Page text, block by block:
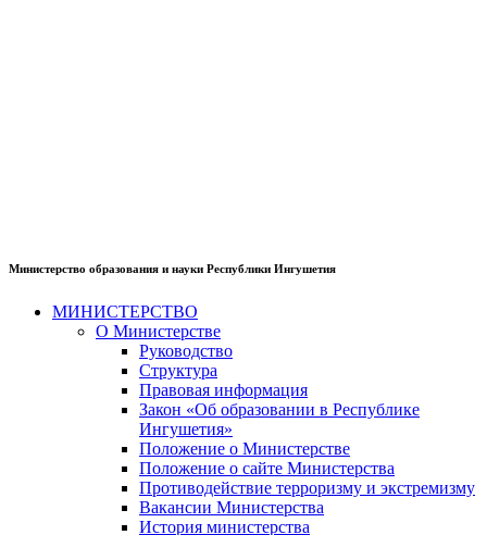
Министерство образования и науки Республики Ингушетия
МИНИСТЕРСТВО
О Министерстве
Руководство
Структура
Правовая информация
Закон «Об образовании в Республике
Ингушетия»
Положение о Министерстве
Положение о сайте Министерства
Противодействие терроризму и экстремизму
Вакансии Министерства
История министерства